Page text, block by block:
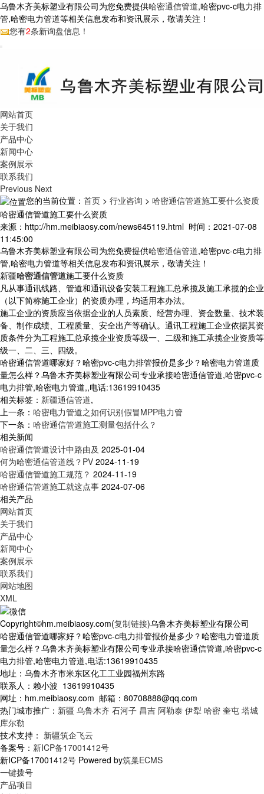
乌鲁木齐美标塑业有限公司为您免费提供哈密通信管道,哈密pvc-c电力排
管,哈密电力管道等相关信息发布和资讯展示，敬请关注！
您有2条新询盘信息！
网站首页
关于我们
产品中心
新闻中心
案例展示
联系我们
Previous Next
您的当前位置： 首页 > 行业咨询 > 哈密通信管道施工要什么资质
哈密通信管道施工要什么资质
来源：http://hm.meibiaosy.com/news645119.html 时间：2021-07-08
11:45:00
乌鲁木齐美标塑业有限公司为您免费提供哈密通信管道,哈密pvc-c电力排
管,哈密电力管道等相关信息发布和资讯展示，敬请关注！
新疆哈密通信管道施工要什么资质
凡从事通讯线路、管道和通讯设备安装工程施工总承揽及施工承揽的企业
（以下简称施工企业）的资质办理，均适用本办法。
施工企业的资质应当依据企业的人员素质、经营办理、资金数量、技术装
备、制作成绩、工程质量、安全出产等确认。通讯工程施工企业依据其资
质条件分为工程施工总承揽企业资质等级一、二级和施工承揽企业资质等
级一、二、三、四级。
哈密通信管道哪家好？哈密pvc-c电力排管报价是多少？哈密电力管道质
量怎么样？乌鲁木齐美标塑业有限公司专业承接哈密通信管道,哈密pvc-c
电力排管,哈密电力管道,,电话:13619910435
相关标签： 新疆通信管道,
上一条： 哈密电力管道之如何识别假冒MPP电力管
下一条： 哈密通信管道施工测量包括什么？
相关新闻
哈密通信管道设计中路由及 2025-01-04
何为哈密通信管道线？PV 2024-11-19
哈密通信管道施工规范？ 2024-11-19
哈密通信管道施工就这点事 2024-07-06
相关产品
网站首页
关于我们
产品中心
新闻中心
案例展示
联系我们
网站地图
XML
Copyright©hm.meibiaosy.com(复制链接)乌鲁木齐美标塑业有限公司
哈密通信管道哪家好？哈密pvc-c电力排管报价是多少？哈密电力管道质
量怎么样？乌鲁木齐美标塑业有限公司专业承接哈密通信管道,哈密pvc-c
电力排管,哈密电力管道,电话:13619910435
地址：乌鲁木齐市米东区化工工业园福州东路
联系人：赖小波 13619910435
网址：hm.meibiaosy.com 邮箱：80708888@qq.com
热门城市推广： 新疆 乌鲁木齐 石河子 昌吉 阿勒泰 伊犁 哈密 奎屯 塔城
库尔勒
技术支持： 新疆筑企飞云
备案号： 新ICP备17001412号
新ICP备17001412号 Powered by筑巢ECMS
一键拨号
产品项目